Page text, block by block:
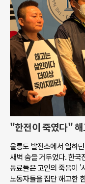
"한전이 죽였다"
울릉도 발전소에서 일하
새벽 숨을 거두었다. 한국
동료들은 고인의 죽음이 '
노동자들을 집단 해고한